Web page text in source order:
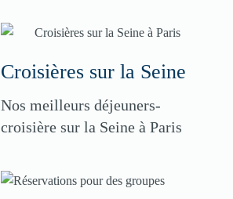
Croisières sur la Seine
Nos meilleurs déjeuners-
croisière sur la Seine à Paris